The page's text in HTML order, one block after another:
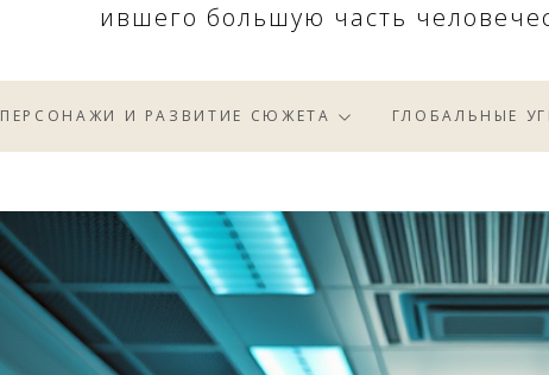
ившего большую часть
ПЕРСОНАЖИ И РАЗВИТИЕ СЮЖЕТА ГЛОБАЛЬНЫЕ